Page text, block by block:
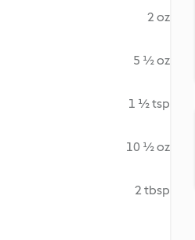
2 oz
5 ½ oz
1 ½ tsp
10 ½ oz
2 tbsp